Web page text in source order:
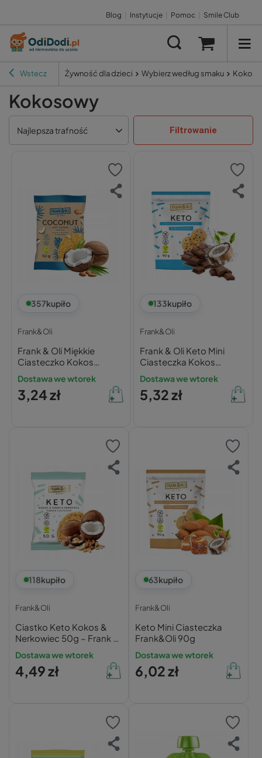
Blog Instytucje Pomoc Smile Club
Wstecz Żywność dla dzieci Wybierz według smaku
Kokosowy
Najlepsza trafność Filtrowanie
357kupiło
Frank&Oli
Frank & Oli Miękkie
Ciasteczko Kokos
Migdał 50g
Dostawa we wtorek
3,24 zł
133kupiło
Frank&Oli
Frank & Oli Keto Mini
Ciasteczka Kokos
Czekolada 90g
Dostawa we wtorek
5,32 zł
118kupiło
Frank&Oli
Ciastko Keto Kokos &
Nerkowiec 50g – Frank &
Oli
Dostawa we wtorek
4,49 zł
63kupiło
Frank&Oli
Keto Mini Ciasteczka
Frank&Oli 90g
Dostawa we wtorek
6,02 zł